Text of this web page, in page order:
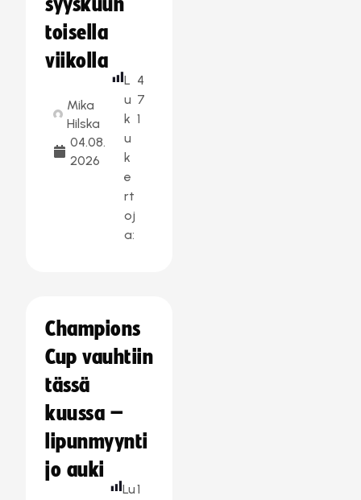
syyskuun
toisella
viikolla
Mika
Hilska
04.08.
2026
L
u
k
u
k
e
rt
oj
a:
4
7
1
Champions
Cup vauhtiin
tässä
kuussa –
lipunmyynti
jo auki
Lu1